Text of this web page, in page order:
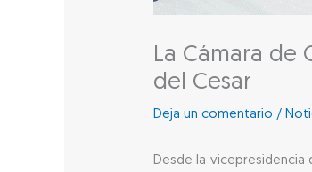
La Cámara de
del Cesar
Deja un comentario /
Desde la